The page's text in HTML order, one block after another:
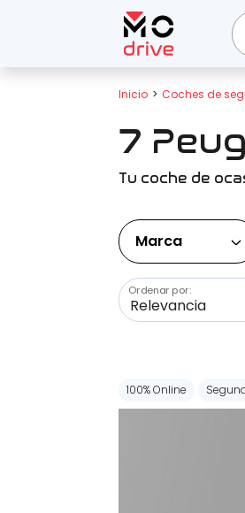
Inicio Coches de
7
Tu coche de
Marca
Ordenar por:
100% Online